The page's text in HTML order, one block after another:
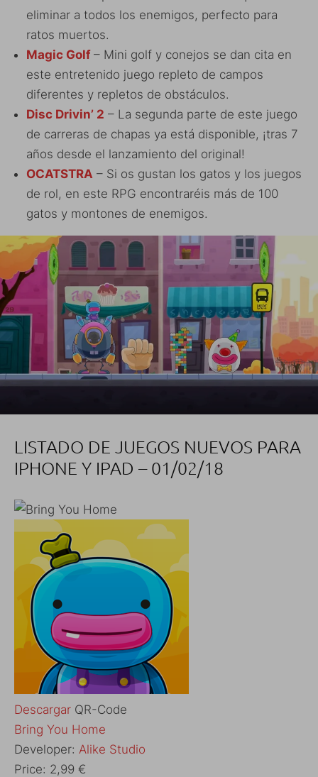
eliminar a todos los enemigos, perfecto para
ratos muertos.
Magic Golf – Mini golf y conejos se dan cita en
este entretenido juego repleto de campos
diferentes y repletos de obstáculos.
Disc Drivin’ 2 – La segunda parte de este juego
de carreras de chapas ya está disponible, ¡tras 7
años desde el lanzamiento del original!
OCATSTRA – Si os gustan los gatos y los juegos
de rol, en este RPG encontraréis más de 100
gatos y montones de enemigos.
LISTADO DE JUEGOS NUEVOS PARA
IPHONE Y IPAD – 01/02/18
Descargar QR-Code
‎Bring You Home
Developer: Alike Studio
Price: 2,99 €